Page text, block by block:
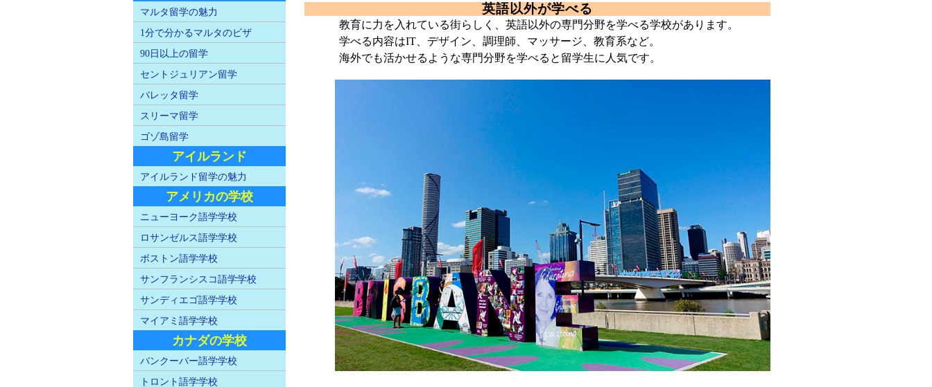
英語以外が学べる
教育に力を入れている街らしく、英語以外の専門分野を学べる学校があります。
学べる内容はIT、デザイン、調理師、マッサージ、教育系など。
海外でも活かせるような専門分野を学べると留学生に人気です。
マルタ留学の魅力
1分で分かるマルタのビザ
90日以上の留学
セントジュリアン留学
バレッタ留学
スリーマ留学
ゴゾ島留学
アイルランド
アイルランド留学の魅力
アメリカの学校
ニューヨーク語学学校
ロサンゼルス語学学校
ボストン語学学校
サンフランシスコ語学学校
サンディエゴ語学学校
マイアミ語学学校
カナダの学校
バンクーバー語学学校
トロント語学学校